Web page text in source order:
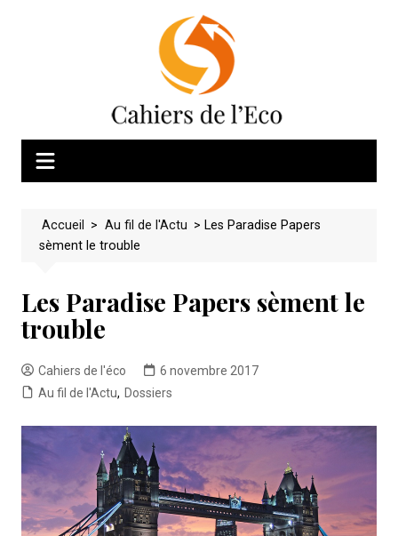
Accueil > Au fil de l'Actu > Les Paradise Papers
sèment le trouble
Les Paradise Papers sèment le
trouble
Cahiers de l'éco
6 novembre 2017
Au fil de l'Actu, Dossiers